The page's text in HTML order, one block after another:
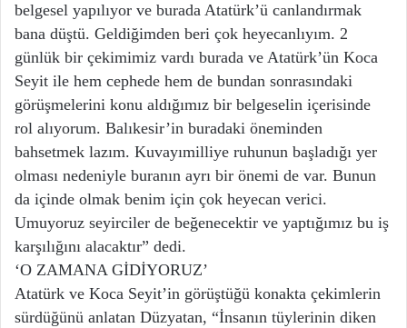
belgesel yapılıyor ve burada Atatürk’ü canlandırmak
bana düştü. Geldiğimden beri çok heyecanlıyım. 2
günlük bir çekimimiz vardı burada ve Atatürk’ün Koca
Seyit ile hem cephede hem de bundan sonrasındaki
görüşmelerini konu aldığımız bir belgeselin içerisinde
rol alıyorum. Balıkesir’in buradaki öneminden
bahsetmek lazım. Kuvayımilliye ruhunun başladığı yer
olması nedeniyle buranın ayrı bir önemi de var. Bunun
da içinde olmak benim için çok heyecan verici.
Umuyoruz seyirciler de beğenecektir ve yaptığımız bu iş
karşılığını alacaktır” dedi.
‘O ZAMANA GİDİYORUZ’
Atatürk ve Koca Seyit’in görüştüğü konakta çekimlerin
sürdüğünü anlatan Düzyatan, “İnsanın tüylerinin diken